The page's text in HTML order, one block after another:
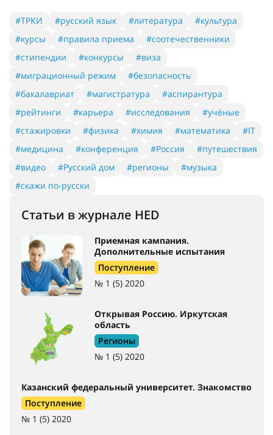
#ТРКИ #русский язык #литература
#культура
#курсы
#правила приема
#соотечественники
#стипендии
#конкурсы
#виза
#миграционный режим
#безопасность
#бакалавриат
#магистратура
#аспирантура
#рейтинги
#карьера #исследования
#учёные
#стажировки
#физика #химия #математика
#IT
#медицина
#конференция #Россия
#путешествия
#видео
#Русский дом #регионы
#музыка
#скажи по-русски
Статьи в журнале HED
Приемная кампания.
Дополнительные испытания
Поступление
№ 1 (5) 2020
Открывая Россию. Иркутская
область
Регионы
№ 1 (5) 2020
Казанский федеральный университет. Знакомство
Поступление
№ 1 (5) 2020